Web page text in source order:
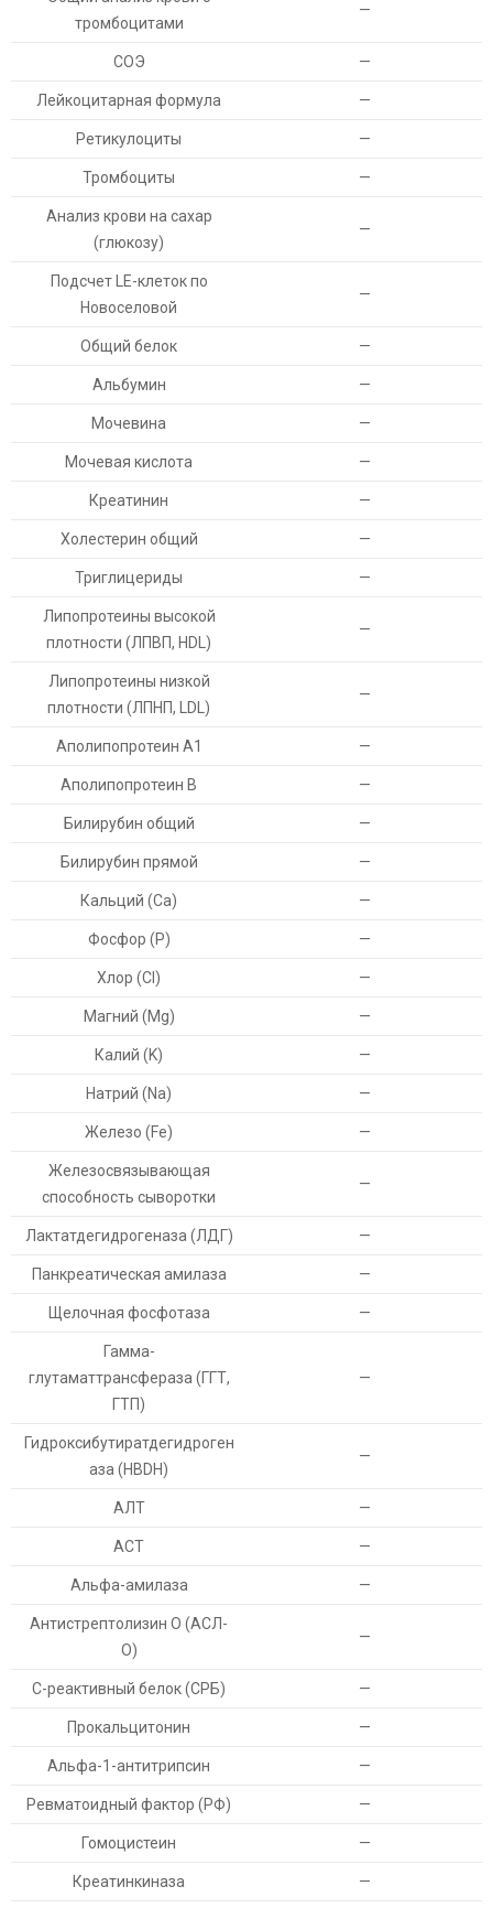
тромбоцитами
—
СОЭ —
Лейкоцитарная формула —
Ретикулоциты —
Тромбоциты —
Анализ крови на сахар
(глюкозу)
—
Подсчет LE-клеток по
Новоселовой
—
Общий белок —
Альбумин —
Мочевина —
Мочевая кислота —
Креатинин —
Холестерин общий —
Триглицериды —
Липопротеины высокой
плотности (ЛПВП, HDL)
—
Липопротеины низкой
плотности (ЛПНП, LDL)
—
Аполипопротеин А1 —
Аполипопротеин В —
Билирубин общий —
Билирубин прямой —
Кальций (Ca) —
Фосфор (P) —
Хлор (Cl) —
Магний (Mg) —
Калий (K) —
Натрий (Na) —
Железо (Fe) —
Железосвязывающая
способность сыворотки
—
Лактатдегидрогеназа (ЛДГ) —
Панкреатическая амилаза —
Щелочная фосфотаза —
Гамма-
глутаматтрансфераза (ГГТ,
ГТП)
—
Гидроксибутиратдегидроген
аза (НВDН)
—
АЛТ —
АСТ —
Альфа-амилаза —
Антистрептолизин О (АСЛ-
О)
—
С-реактивный белок (СРБ) —
Прокальцитонин —
Альфа-1-антитрипсин —
Ревматоидный фактор (РФ) —
Гомоцистеин —
Креатинкиназа —